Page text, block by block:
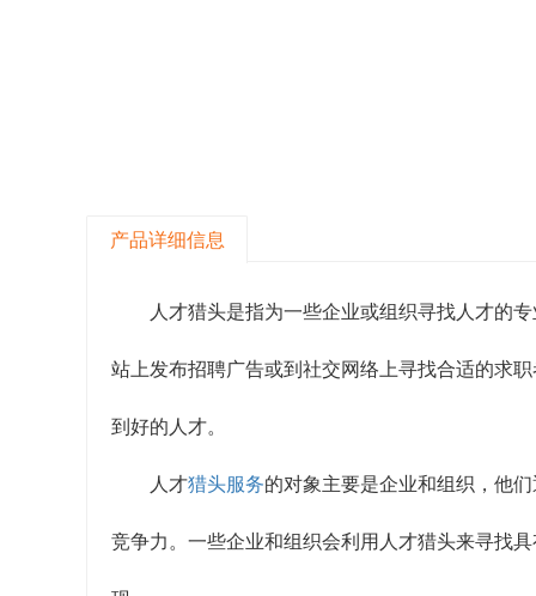
产品详细信息
人才猎头是指为一些企业或组织寻找人才的
站上发布招聘广告或到社交网络上寻找合适的求
到好的人才。
人才猎头服务的对象主要是企业和组织，他
竞争力。一些企业和组织会利用人才猎头来寻找